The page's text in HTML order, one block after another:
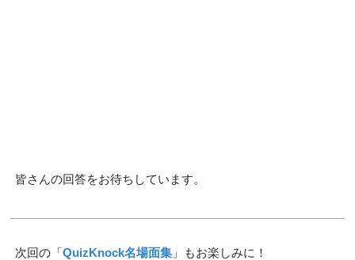
皆さんの回答をお待ちしています。
次回の「QuizKnock名場面集」もお楽しみに！